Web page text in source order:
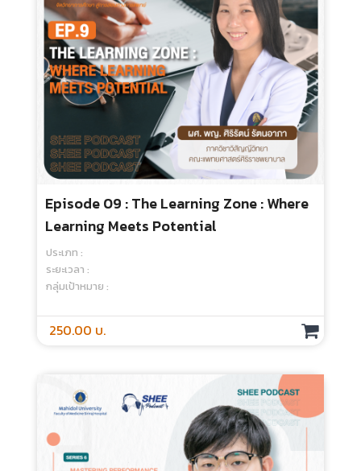
Episode 08 : Learning Through
Experience
ประเภท :
ระยะเวลา :
250.00 บ.